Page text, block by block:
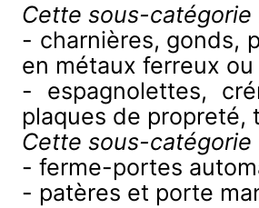
Cette sous-catégorie
- charnières, gonds,
en métaux ferreux
- espagnolettes,
plaques de propreté,
Cette sous-catégorie
- ferme-portes
- patères et porte